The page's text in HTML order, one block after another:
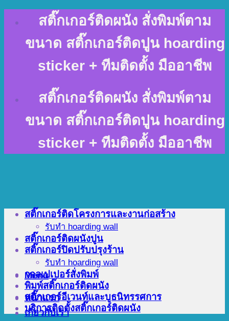
content
สติ๊กเกอร์ติดผนัง สั่งพิมพ์ตาม
ขนาด สติ๊กเกอร์ติดปูน hoarding
sticker + ทีมติดตั้ง มืออาชีพ
สติ๊กเกอร์ติดผนัง สั่งพิมพ์ตาม
ขนาด สติ๊กเกอร์ติดปูน hoarding
sticker + ทีมติดตั้ง มืออาชีพ
Menu
หน้าแรก
เกี่ยวกับเรา
สติ๊กเกอร์ติดโครงการและงานก่อสร้าง
รับทำ hoarding wall
สติ๊กเกอร์ติดผนังปูน
สติ๊กเกอร์ปิดปรับปรุงร้าน
รับทำ hoarding wall
วอลเปเปอร์สั่งพิมพ์
พิมพ์สติ๊กเกอร์ติดผนัง
สติ๊กเกอร์อีเวนท์และบูธนิทรรศการ
บริการติดตั้งสติ๊กเกอร์ติดผนัง